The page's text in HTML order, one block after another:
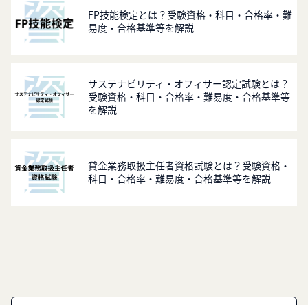
FP技能検定とは？受験資格・科目・合格率・難
易度・合格基準等を解説
サステナビリティ・オフィサー認定試験とは？
受験資格・科目・合格率・難易度・合格基準等
を解説
貸金業務取扱主任者資格試験とは？受験資格・
科目・合格率・難易度・合格基準等を解説